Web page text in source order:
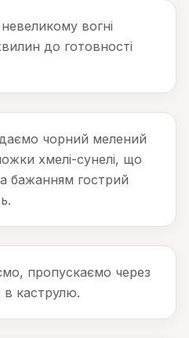
вогні
до готовності
чорний мелений
хмелі-сунелі, що
бажанням гострий
пропускаємо через
в каструлю.